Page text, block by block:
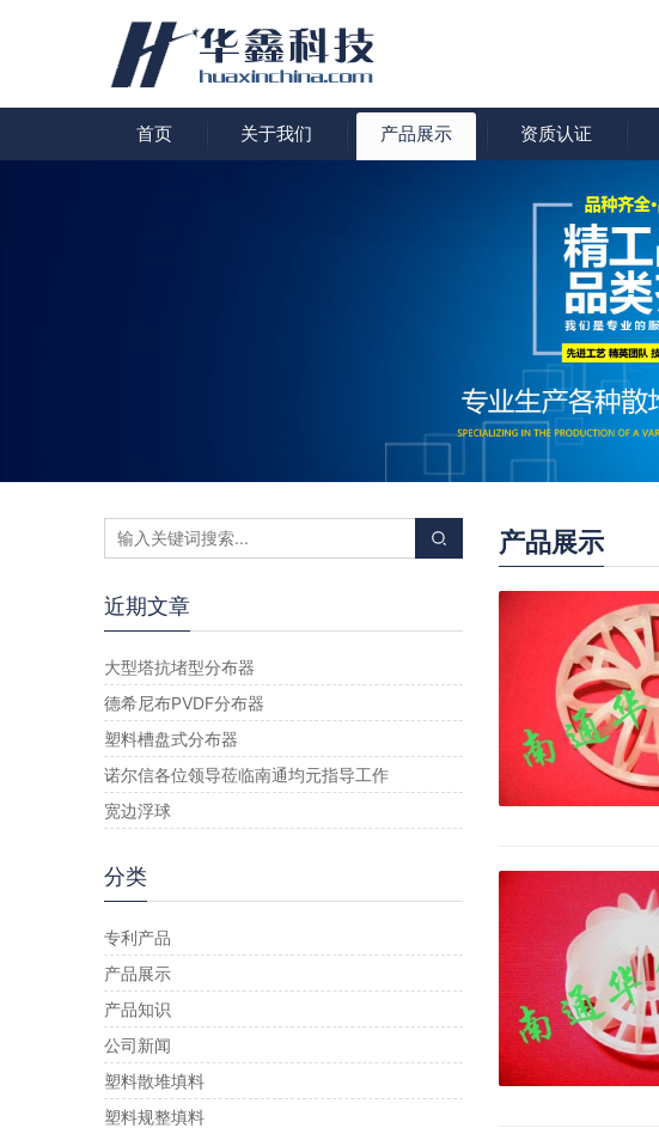
首页 关于我们 产品展示 资质认证
产品展示
近期文章
大型塔抗堵型分布器
德希尼布PVDF分布器
塑料槽盘式分布器
诺尔信各位领导莅临南通均元指导工作
宽边浮球
分类
专利产品
产品展示
产品知识
公司新闻
塑料散堆填料
塑料规整填料